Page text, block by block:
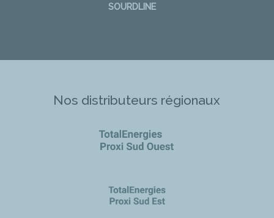
SOURDLINE
Nos distributeurs régionaux